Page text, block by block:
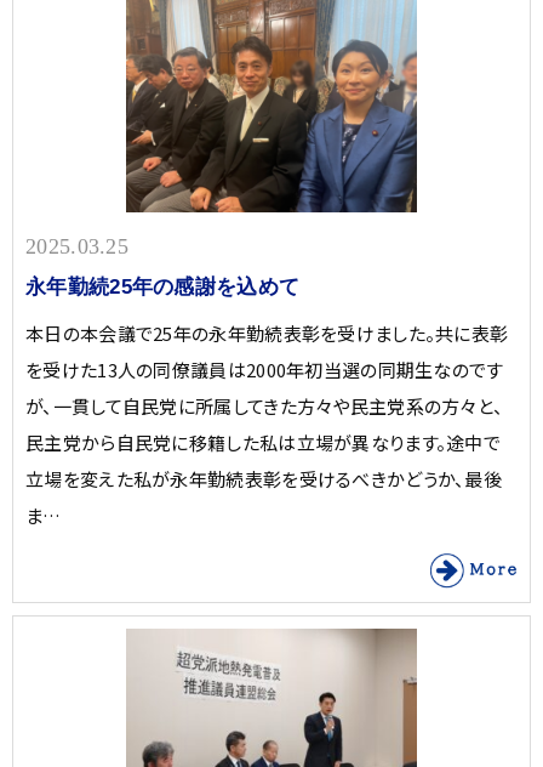
2025.03.25
永年勤続25年の感謝を込めて
本日の本会議で25年の永年勤続表彰を受けました。共に表彰
を受けた13人の同僚議員は2000年初当選の同期生なのです
が、一貫して自民党に所属してきた方々や民主党系の方々と、
民主党から自民党に移籍した私は立場が異なります。途中で
立場を変えた私が永年勤続表彰を受けるべきかどうか、最後
ま…